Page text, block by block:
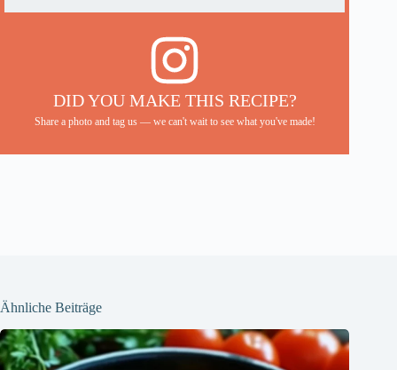
DID YOU MAKE THIS RECIPE?
Share a photo and tag us — we can't wait to see what you've made!
Ähnliche Beiträge